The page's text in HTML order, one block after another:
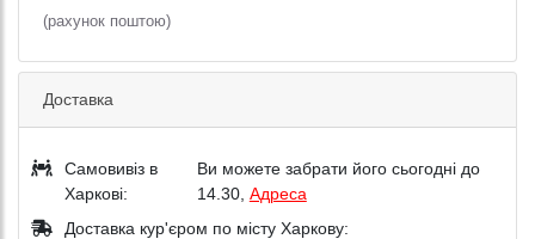
(рахунок поштою)
Доставка
Самовивіз в
Харкові:
Ви можете забрати його сьогодні до
14.30, Адреса
Доставка кур'єром по місту Харкову: